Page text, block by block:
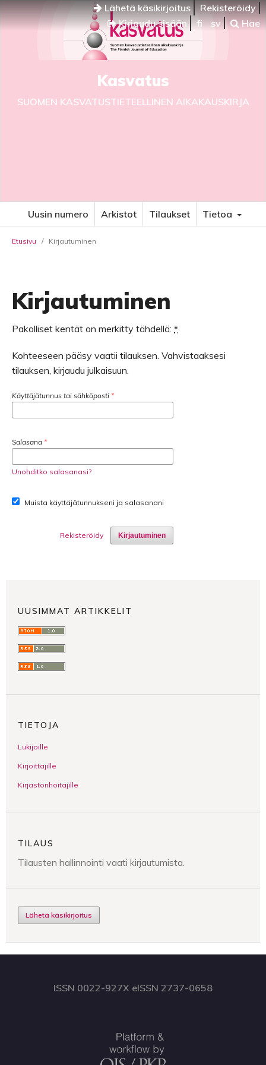
Lähetä käsikirjoitus
Rekisteröidy
Kirjaudu sisään
fi sv Hae
Kasvatus
SUOMEN KASVATUSTIETEELLINEN AIKAKAUSKIRJA
Uusin numero Arkistot Tilaukset Tietoa
Etusivu / Kirjautuminen
Kirjautuminen
Pakolliset kentät on merkitty tähdellä: *
Kohteeseen pääsy vaatii tilauksen. Vahvistaaksesi
tilauksen, kirjaudu julkaisuun.
Käyttäjätunnus tai sähköposti *
Salasana *
Unohditko salasanasi?
Muista käyttäjätunnukseni ja salasanani
Kirjautuminen
Rekisteröidy
UUSIMMAT ARTIKKELIT
TIETOJA
Lukijoille
Kirjoittajille
Kirjastonhoitajille
TILAUS
Tilausten hallinnointi vaati kirjautumista.
Lähetä käsikirjoitus
ISSN 0022-927X eISSN 2737-0658